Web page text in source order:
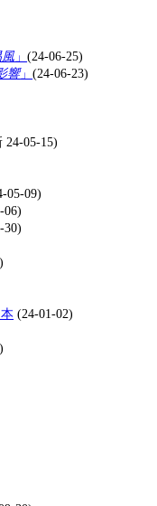
」(24-06-25)
響」(24-06-23)
24-05-15)
05-09)
06)
30)
(24-01-02)